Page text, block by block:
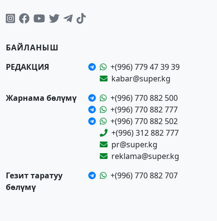
БАЙЛАНЫШ
РЕДАКЦИЯ
+(996) 779 47 39 39
kabar@super.kg
Жарнама бөлүмү
+(996) 770 882 500
+(996) 770 882 777
+(996) 770 882 502
+(996) 312 882 777
pr@super.kg
reklama@super.kg
Гезит таратуу
бөлүмү
+(996) 770 882 707